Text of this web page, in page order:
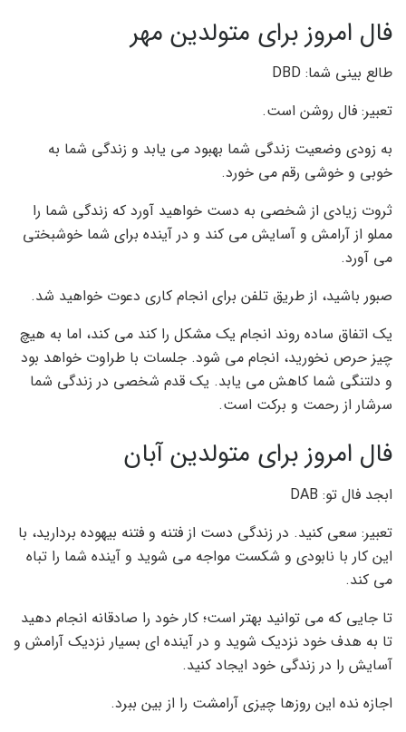
فال امروز برای متولدین مهر
طالع بینی شما: DBD
تعبیر: فال روشن است.
به زودی وضعیت زندگی شما بهبود می یابد و زندگی شما به
خوبی و خوشی رقم می خورد.
ثروت زیادی از شخصی به دست خواهید آورد که زندگی شما را
مملو از آرامش و آسایش می کند و در آینده برای شما خوشبختی
می آورد.
صبور باشید، از طریق تلفن برای انجام کاری دعوت خواهید شد.
یک اتفاق ساده روند انجام یک مشکل را کند می کند، اما به هیچ
چیز حرص نخورید، انجام می شود. جلسات با طراوت خواهد بود
و دلتنگی شما کاهش می یابد. یک قدم شخصی در زندگی شما
سرشار از رحمت و برکت است.
فال امروز برای متولدین آبان
ابجد فال تو: DAB
تعبیر: سعی کنید. در زندگی دست از فتنه و فتنه بیهوده بردارید، با
این کار با نابودی و شکست مواجه می شوید و آینده شما را تباه
می کند.
تا جایی که می توانید بهتر است؛ کار خود را صادقانه انجام دهید
تا به هدف خود نزدیک شوید و در آینده ای بسیار نزدیک آرامش و
آسایش را در زندگی خود ایجاد کنید.
اجازه نده این روزها چیزی آرامشت را از بین ببرد.